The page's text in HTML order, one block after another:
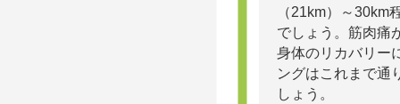
（21km）～
でしょう。筋肉痛
身体のリカバリー
ングはこれまで通
しょう。